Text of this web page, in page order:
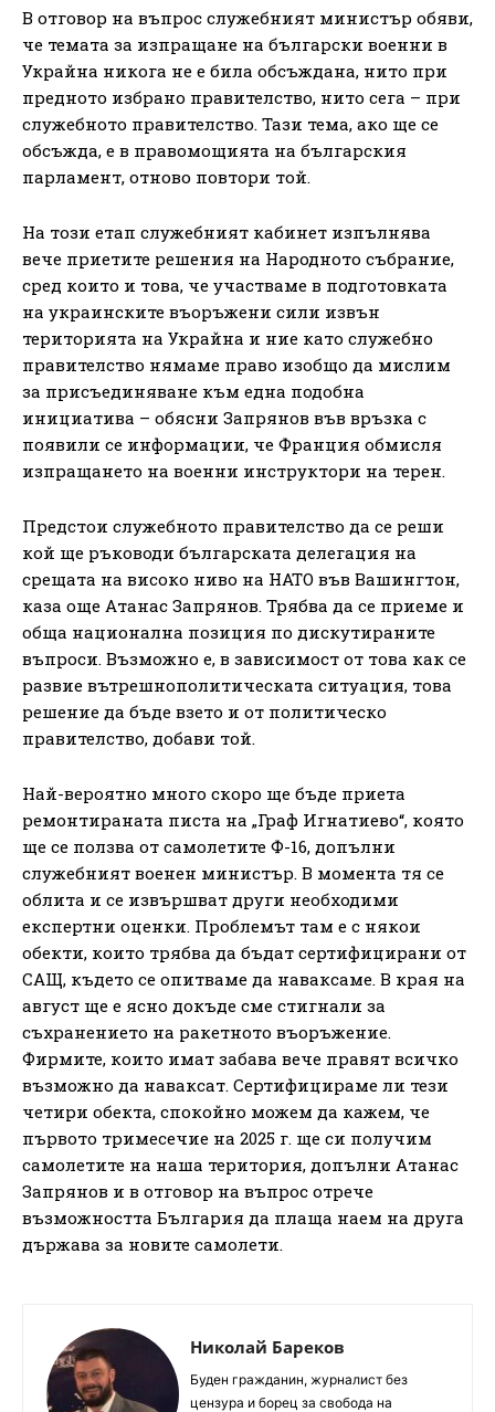
В отговор на въпрос служебният министър обяви,
че темата за изпращане на български военни в
Украйна никога не е била обсъждана, нито при
предното избрано правителство, нито сега – при
служебното правителство. Тази тема, ако ще се
обсъжда, е в правомощията на българския
парламент, отново повтори той.
На този етап служебният кабинет изпълнява
вече приетите решения на Народното събрание,
сред които и това, че участваме в подготовката
на украинските въоръжени сили извън
територията на Украйна и ние като служебно
правителство нямаме право изобщо да мислим
за присъединяване към една подобна
инициатива – обясни Запрянов във връзка с
появили се информации, че Франция обмисля
изпращането на военни инструктори на терен.
Предстои служебното правителство да се реши
кой ще ръководи българската делегация на
срещата на високо ниво на НАТО във Вашингтон,
каза още Атанас Запрянов. Трябва да се приеме и
обща национална позиция по дискутираните
въпроси. Възможно е, в зависимост от това как се
развие вътрешнополитическата ситуация, това
решение да бъде взето и от политическо
правителство, добави той.
Най-вероятно много скоро ще бъде приета
ремонтираната писта на „Граф Игнатиево“, която
ще се ползва от самолетите Ф-16, допълни
служебният военен министър. В момента тя се
облита и се извършват други необходими
експертни оценки. Проблемът там е с някои
обекти, които трябва да бъдат сертифицирани от
САЩ, където се опитваме да наваксаме. В края на
август ще е ясно докъде сме стигнали за
съхранението на ракетното въоръжение.
Фирмите, които имат забава вече правят всичко
възможно да наваксат. Сертифицираме ли тези
четири обекта, спокойно можем да кажем, че
първото тримесечие на 2025 г. ще си получим
самолетите на наша територия, допълни Атанас
Запрянов и в отговор на въпрос отрече
възможността България да плаща наем на друга
държава за новите самолети.
Николай Бареков
Буден гражданин, журналист без
цензура и борец за свобода на